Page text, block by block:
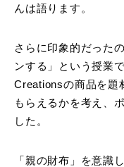
んは語ります。
さらに印象的だった
ンする」という授業
Creationsの商品を題
もらえるかを考え、
した。
「親の財布」を意識